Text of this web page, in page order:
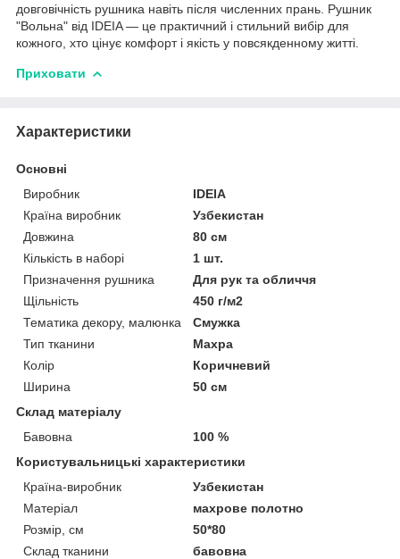
довговічність рушника навіть після численних прань. Рушник
"Вольна" від IDEIA — це практичний і стильний вибір для
кожного, хто цінує комфорт і якість у повсякденному житті.
Приховати
Характеристики
Основні
Виробник
IDEIA
Країна виробник
Узбекистан
Довжина
80 см
Кількість в наборі
1 шт.
Призначення рушника
Для рук та обличчя
Щільність
450 г/м2
Тематика декору, малюнка
Смужка
Тип тканини
Махра
Колір
Коричневий
Ширина
50 см
Склад матеріалу
Бавовна
100 %
Користувальницькі характеристики
Країна-виробник
Узбекистан
Матеріал
махрове полотно
Розмір, см
50*80
Склад тканини
бавовна